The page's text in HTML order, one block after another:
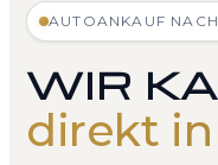
AUTOANKAUF
WIR
direkt